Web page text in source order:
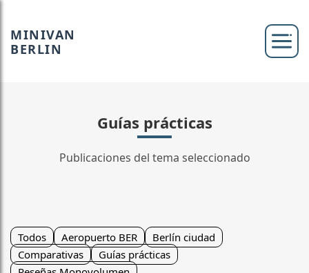
MINIVAN
BERLIN
Guías prácticas
Publicaciones del tema seleccionado
Todos Aeropuerto BER
Berlín ciudad
Comparativas
Guías prácticas